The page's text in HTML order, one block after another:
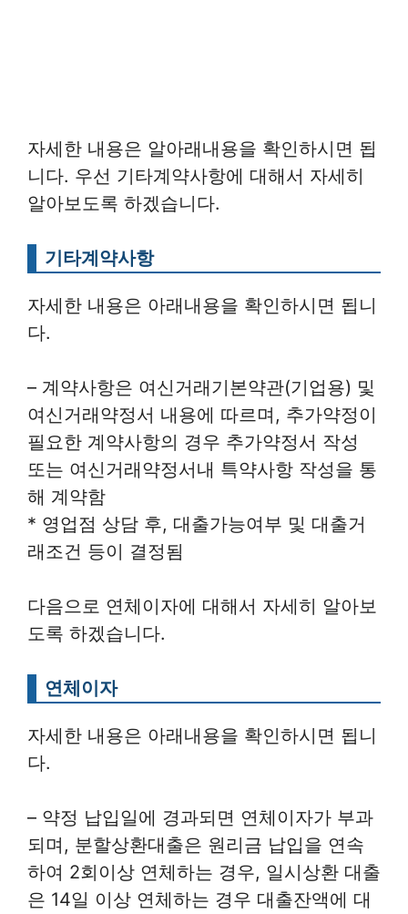
자세한 내용은 알아래내용을 확인하시면 됩
니다. 우선 기타계약사항에 대해서 자세히
알아보도록 하겠습니다.
기타계약사항
자세한 내용은 아래내용을 확인하시면 됩니
다.
– 계약사항은 여신거래기본약관(기업용) 및
여신거래약정서 내용에 따르며, 추가약정이
필요한 계약사항의 경우 추가약정서 작성
또는 여신거래약정서내 특약사항 작성을 통
해 계약함
* 영업점 상담 후, 대출가능여부 및 대출거
래조건 등이 결정됨
다음으로 연체이자에 대해서 자세히 알아보
도록 하겠습니다.
연체이자
자세한 내용은 아래내용을 확인하시면 됩니
다.
– 약정 납입일에 경과되면 연체이자가 부과
되며, 분할상환대출은 원리금 납입을 연속
하여 2회이상 연체하는 경우, 일시상환 대출
은 14일 이상 연체하는 경우 대출잔액에 대